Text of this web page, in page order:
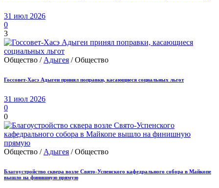
31 июл 2026
0
3
Общество / Адыгея / Общество
Госсовет-Хасэ Адыгеи принял поправки, касающиеся социальных льгот
31 июл 2026
0
0
Общество / Адыгея / Общество
Благоустройство сквера возле Свято-Успенского кафедрального собора в Майкопе
вышло на финишную прямую